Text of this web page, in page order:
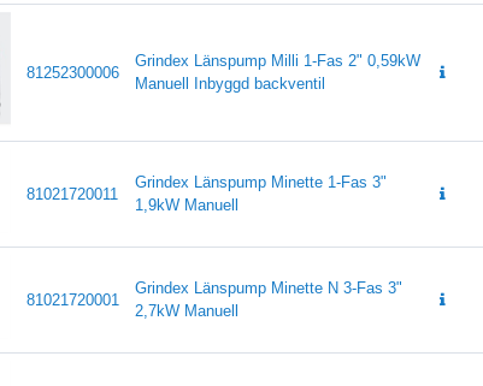
81252300006
Grindex Länspump Milli 1-Fas 2" 0,59kW
Manuell Inbyggd backventil
81021720011
Grindex Länspump Minette 1-Fas 3"
1,9kW Manuell
81021720001
Grindex Länspump Minette N 3-Fas 3"
2,7kW Manuell